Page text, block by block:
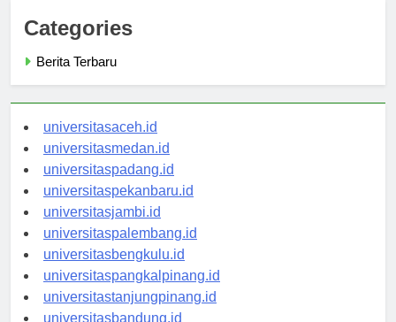
Categories
universitasaceh.id
universitasmedan.id
universitaspadang.id
universitaspekanbaru.id
universitasjambi.id
universitaspalembang.id
universitasbengkulu.id
universitaspangkalpinang.id
universitastanjungpinang.id